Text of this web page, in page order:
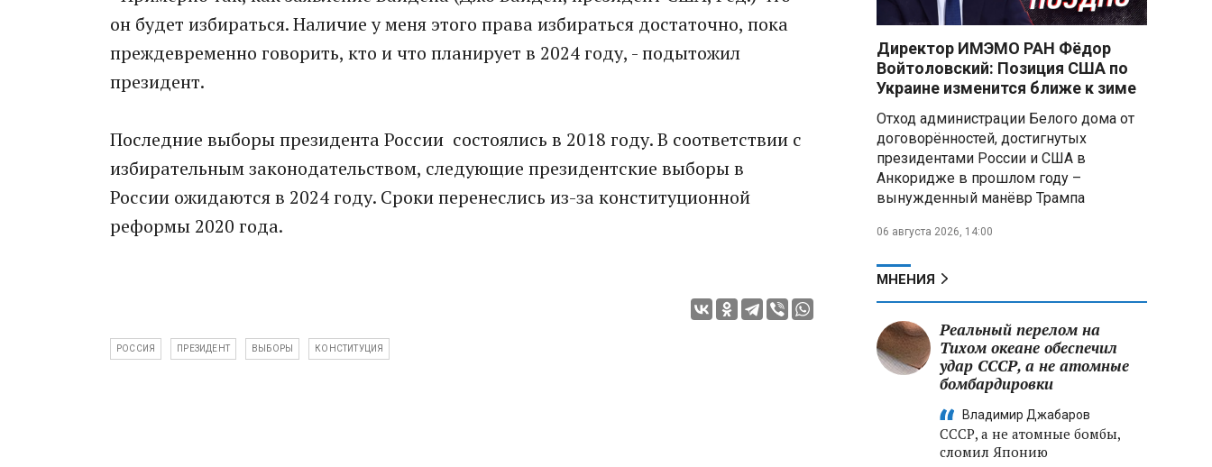
он будет избираться. Наличие у меня этого права избираться достаточно, пока
преждевременно говорить, кто и что планирует в 2024 году, - подытожил
президент.
Последние выборы президента России состоялись в 2018 году. В соответствии с
избирательным законодательством, следующие президентские выборы в
России ожидаются в 2024 году. Сроки перенеслись из-за конституционной
реформы 2020 года.
РОССИЯ ПРЕЗИДЕНТ ВЫБОРЫ КОНСТИТУЦИЯ
Директор ИМЭМО РАН Фёдор
Войтоловский: Позиция США по
Украине изменится ближе к зиме
Отход администрации Белого дома от
договорённостей, достигнутых
президентами России и США в
Анкоридже в прошлом году –
вынужденный манёвр Трампа
06 августа 2026, 14:00
МНЕНИЯ
Реальный перелом на
Тихом океане обеспечил
удар СССР, а не атомные
бомбардировки
Владимир Джабаров
СССР, а не атомные бомбы,
сломил Японию